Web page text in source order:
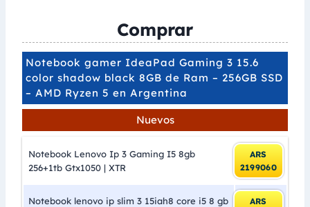
Comprar
Notebook gamer IdeaPad Gaming 3 15.6
color shadow black 8GB de Ram – 256GB SSD
– AMD Ryzen 5 en Argentina
Nuevos
Notebook Lenovo Ip 3 Gaming I5 8gb
256+1tb Gtx1050 | XTR
ARS
2199060
Notebook lenovo ip slim 3 15iah8 core i5 8 gb
ARS